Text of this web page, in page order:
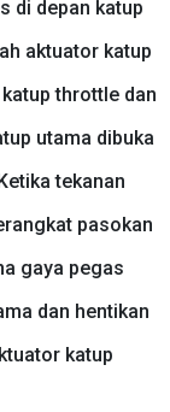
di depan katup
aktuator katup
throttle dan
utama dibuka
tekanan
pasokan
gaya pegas
dan hentikan
katup